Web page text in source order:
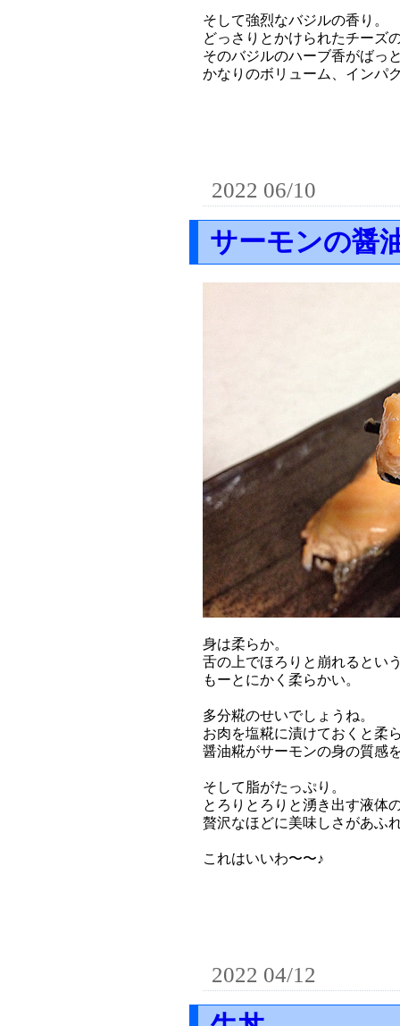
そして強烈なバジルの香り。
どっさりとかけられたチーズ
そのバジルのハーブ香がばっ
かなりのボリューム、インパ
2022 06/10
サーモンの醤
身は柔らか。
舌の上でほろりと崩れるとい
もーとにかく柔らかい。
多分糀のせいでしょうね。
お肉を塩糀に漬けておくと柔
醤油糀がサーモンの身の質感
そして脂がたっぷり。
とろりとろりと湧き出す液体
贅沢なほどに美味しさがあふ
これはいいわ〜〜♪
2022 04/12